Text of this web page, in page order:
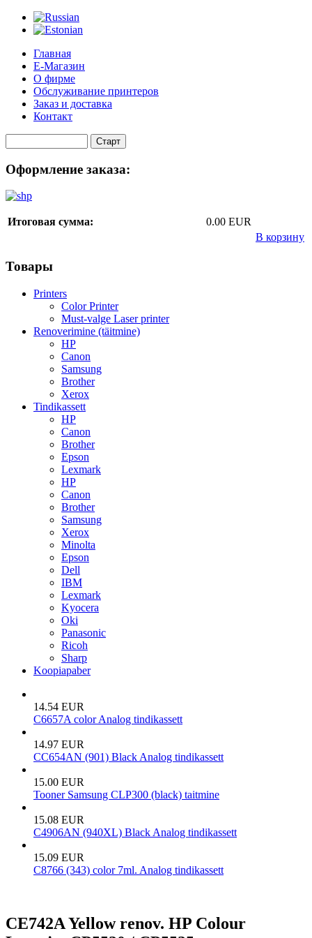
Главная
Е-Магазин
О фирме
Обслуживание принтеров
Заказ и доставка
Контакт
Оформление заказа:
Итоговая сумма:
0.00 EUR
В корзину
Товары
Printers
Color Printer
Must-valge Laser printer
Renoverimine (täitmine)
HP
Canon
Samsung
Brother
Xerox
Tindikassett
HP
Canon
Brother
Epson
Lexmark
HP
Canon
Brother
Samsung
Xerox
Minolta
Epson
Dell
IBM
Lexmark
Kyocera
Oki
Panasonic
Ricoh
Sharp
Koopiapaber
14.54 EUR
C6657A color Analog tindikassett
14.97 EUR
CC654AN (901) Black Analog tindikassett
15.00 EUR
Tooner Samsung CLP300 (black) taitmine
15.08 EUR
C4906AN (940XL) Black Analog tindikassett
15.09 EUR
C8766 (343) color 7ml. Analog tindikassett
CE742A Yellow renov. HP Colour